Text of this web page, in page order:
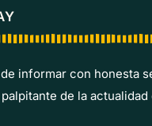
informar con honesta
de la actualidad